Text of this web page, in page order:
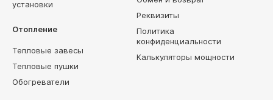
установки
Отопление
Тепловые завесы
Тепловые пушки
Обогреватели
Реквизиты
Политика
конфиденциальности
Калькуляторы мощности